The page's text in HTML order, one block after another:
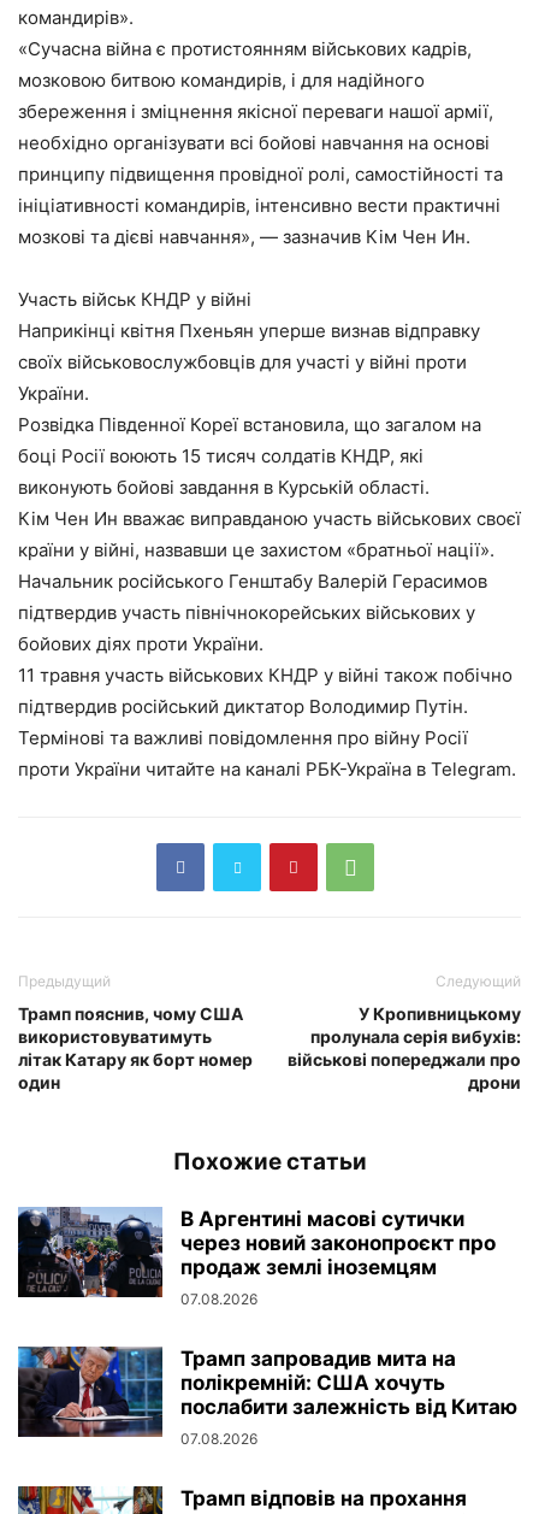
командирів».
«Сучасна війна є протистоянням військових кадрів,
мозковою битвою командирів, і для надійного
збереження і зміцнення якісної переваги нашої армії,
необхідно організувати всі бойові навчання на основі
принципу підвищення провідної ролі, самостійності та
ініціативності командирів, інтенсивно вести практичні
мозкові та дієві навчання», — зазначив Кім Чен Ин.
Участь військ КНДР у війні
Наприкінці квітня Пхеньян уперше визнав відправку
своїх військовослужбовців для участі у війні проти
України.
Розвідка Південної Кореї встановила, що загалом на
боці Росії воюють 15 тисяч солдатів КНДР, які
виконують бойові завдання в Курській області.
Кім Чен Ин вважає виправданою участь військових своєї
країни у війні, назвавши це захистом «братньої нації».
Начальник російського Генштабу Валерій Герасимов
підтвердив участь північнокорейських військових у
бойових діях проти України.
11 травня участь військових КНДР у війні також побічно
підтвердив російський диктатор Володимир Путін.
Термінові та важливі повідомлення про війну Росії
проти України читайте на каналі РБК-Україна в Telegram.
Предыдущий
Трамп пояснив, чому США
використовуватимуть
літак Катару як борт номер
один
Следующий
У Кропивницькому
пролунала серія вибухів:
військові попереджали про
дрони
Похожие статьи
В Аргентині масові сутички
через новий законопроєкт про
продаж землі іноземцям
07.08.2026
Трамп запровадив мита на
полікремній: США хочуть
послабити залежність від Китаю
07.08.2026
Трамп відповів на прохання